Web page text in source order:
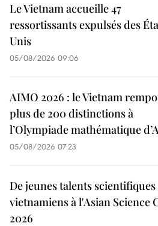
Le Vietnam accueille 47
ressortissants expulsés des
Unis
05/08/2026 09:06
AIMO 2026 : le Vietnam
plus de 200 distinctions à
l’Olympiade mathématique
05/08/2026 07:23
De jeunes talents scientifiques
vietnamiens à l'Asian Science
2026